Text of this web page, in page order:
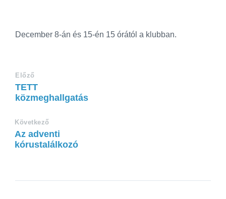
December 8-án és 15-én 15 órától a klubban.
Előző
TETT
közmeghallgatás
Következő
Az adventi
kórustalálkozó